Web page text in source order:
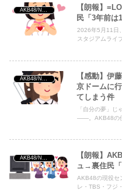
AKB48/NGT48/他アイドル
【朗報】
民「3年前は
2026年5月11日
スタジアムライ
AKB48/NGT48/他アイドル
【感動】伊
京ドームに
てしまう件
「自分の夢」じ
――。AKB48の
AKB48/NGT48/他アイドル
【朗報】
ュ→裏住民「
AKB48の現役セ
レ・TBS・フジ